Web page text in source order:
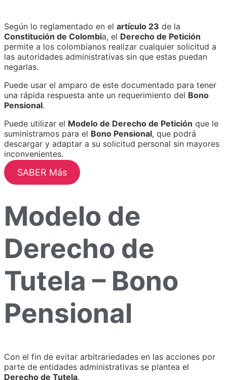
Según lo reglamentado en el artículo 23 de la
Constitución de Colombia, el Derecho de Petición
permite a los colombianos realizar cualquier solicitud a
las autoridades administrativas sin que estas puedan
negarlas.
Puede usar el amparo de este documentado para tener
una rápida respuesta ante un requerimiento del Bono
Pensional.
Puede utilizar el Modelo de Derecho de Petición que le
suministramos para el Bono Pensional, que podrá
descargar y adaptar a su solicitud personal sin mayores
inconvenientes.
SABER Más
Modelo de
Derecho de
Tutela – Bono
Pensional
Con el fin de evitar arbitrariedades en las acciones por
parte de entidades administrativas se plantea el
Derecho de Tutela.